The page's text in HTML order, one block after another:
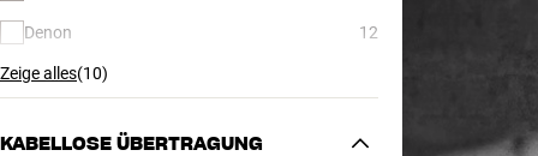
Denon 12
Zeige alles(10)
KABELLOSE ÜBERTRAGUNG